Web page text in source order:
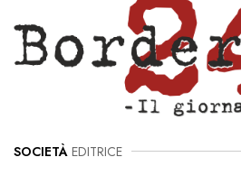
SOCIETÀ EDITRICE